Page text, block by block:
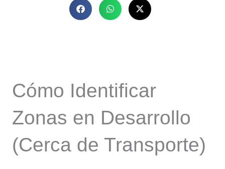
Cómo Identificar
Zonas en Desarrollo
(Cerca de Transporte)